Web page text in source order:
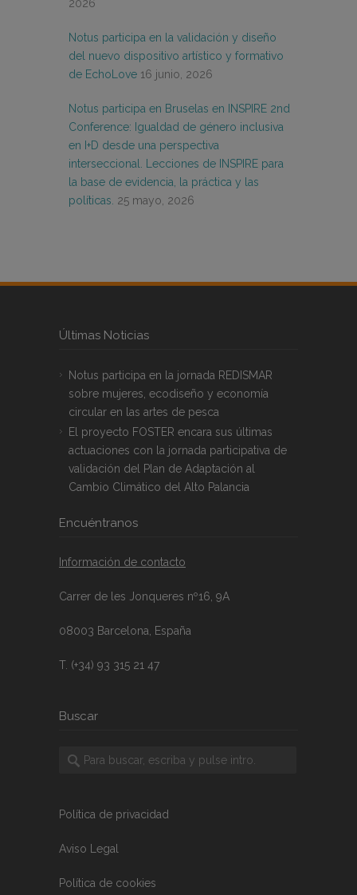
2026
Notus participa en la validación y diseño
del nuevo dispositivo artístico y formativo
de EchoLove 16 junio, 2026
Notus participa en Bruselas en INSPIRE 2nd
Conference: Igualdad de género inclusiva
en I+D desde una perspectiva
interseccional. Lecciones de INSPIRE para
la base de evidencia, la práctica y las
políticas. 25 mayo, 2026
Últimas Noticias
Notus participa en la jornada REDISMAR
sobre mujeres, ecodiseño y economía
circular en las artes de pesca
El proyecto FOSTER encara sus últimas
actuaciones con la jornada participativa de
validación del Plan de Adaptación al
Cambio Climático del Alto Palancia
Encuéntranos
Información de contacto
Carrer de les Jonqueres nº16, 9A
08003 Barcelona, España
T. (+34) 93 315 21 47
Buscar
Política de privacidad
Aviso Legal
Política de cookies